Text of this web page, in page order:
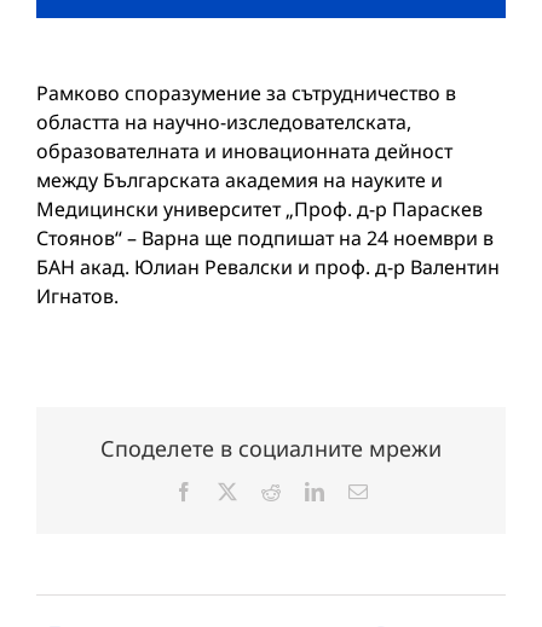
Рамково споразумение за сътрудничество в
областта на научно-изследователската,
образователната и иновационната дейност
между Българската академия на науките и
Медицински университет „Проф. д-р Параскев
Стоянов“ – Варна ще подпишат на 24 ноември в
БАН акад. Юлиан Ревалски и проф. д-р Валентин
Игнатов.
Споделете в социалните мрежи
Facebook RedditLinkedInЕлектронна